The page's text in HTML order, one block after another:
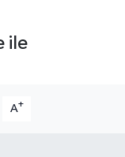
ile
A+